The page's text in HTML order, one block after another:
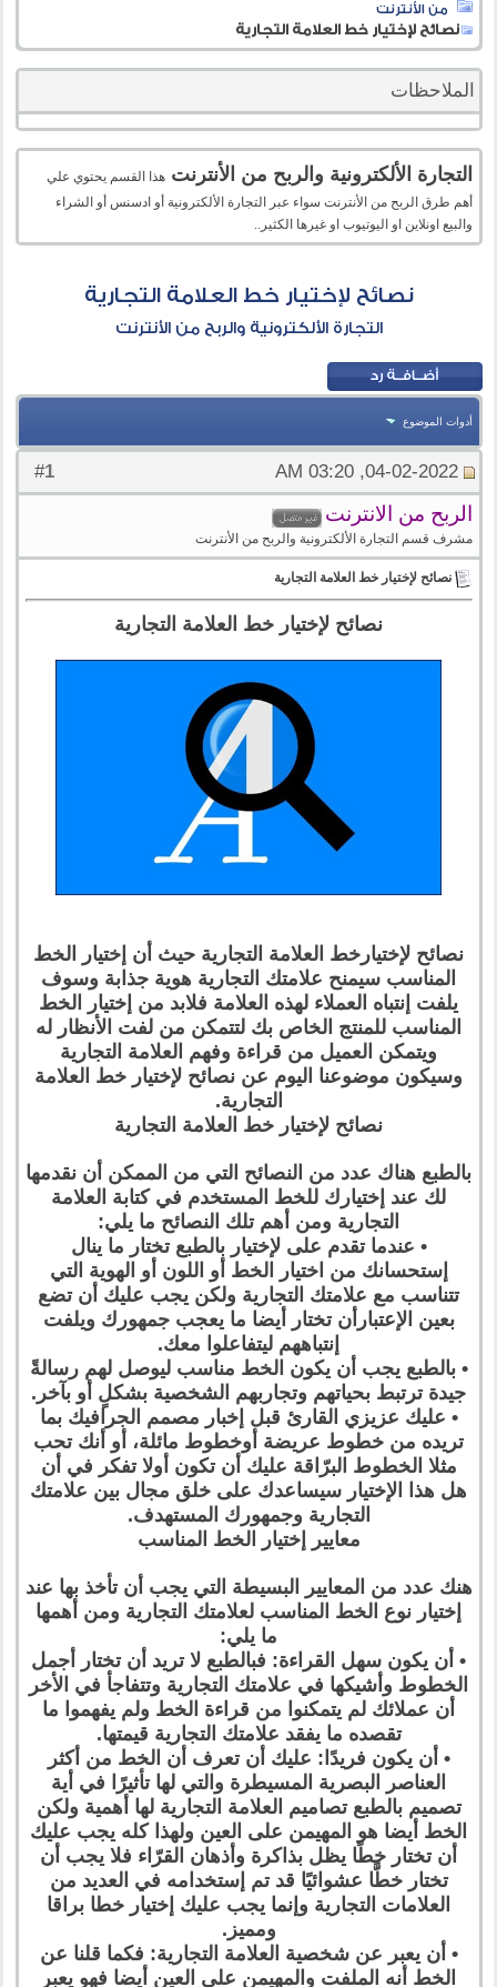
من الأنترنت
نصائح لإختيار خط العلامة التجارية
الملاحظات
التجارة الألكترونية والربح من الأنترنت هذا القسم يحتوي علي
أهم طرق الربح من الأنترنت سواء عبر التجارة الألكترونية أو ادسنس أو الشراء
والبيع اونلاين او اليوتيوب او غيرها الكثير..
نصائح لإختيار خط العلامة التجارية
التجارة الألكترونية والربح من الأنترنت
أدوات الموضوع
#
1 04-02-2022, 03:20 AM
الربح من الانترنت
مشرف قسم التجارة الألكترونية والربح من الأنترنت
نصائح لإختيار خط العلامة التجارية
نصائح لإختيار خط العلامة التجارية
نصائح لإختيارخط العلامة التجارية حيث أن إختيار الخط
المناسب سيمنح علامتك التجارية هوية جذابة وسوف
يلفت إنتباه العملاء لهذه العلامة فلابد من إختيار الخط
المناسب للمنتج الخاص بك لتتمكن من لفت الأنظار له
ويتمكن العميل من قراءة وفهم العلامة التجارية
وسيكون موضوعنا اليوم عن نصائح لإختيار خط العلامة
التجارية.
نصائح لإختيار خط العلامة التجارية
بالطبع هناك عدد من النصائح التي من الممكن أن نقدمها
لك عند إختيارك للخط المستخدم في كتابة العلامة
التجارية ومن أهم تلك النصائح ما يلي:
• عندما تقدم على لإختيار بالطبع تختار ما ينال
إستحسانك من اختيار الخط أو اللون أو الهوية التي
تتناسب مع علامتك التجارية ولكن يجب عليك أن تضع
بعين الإعتبارأن تختار أيضا ما يعجب جمهورك ويلفت
إنتباههم ليتفاعلوا معك.
• بالطبع يجب أن يكون الخط مناسب ليوصل لهم رسالةً
جيدة ترتبط بحياتهم وتجاربهم الشخصية بشكلٍ أو بآخر.
• عليك عزيزي القارئ قبل إخبار مصمم الجرافيك بما
تريده من خطوط عريضة أوخطوط مائلة، أو أنك تحب
مثلا الخطوط البرّاقة عليك أن تكون أولا تفكر في أن
هل هذا الإختيار سيساعدك على خلق مجال بين علامتك
التجارية وجمهورك المستهدف.
معايير إختيار الخط المناسب
هنك عدد من المعايير البسيطة التي يجب أن تأخذ بها عند
إختيار نوع الخط المناسب لعلامتك التجارية ومن أهمها
ما يلي:
• أن يكون سهل القراءة: فبالطبع لا تريد أن تختار أجمل
الخطوط وأشيكها في علامتك التجارية وتتفاجأ في الأخر
أن عملائك لم يتمكنوا من قراءة الخط ولم يفهموا ما
تقصده ما يفقد علامتك التجارية قيمتها.
• أن يكون فريدًا: عليك أن تعرف أن الخط من أكثر
العناصر البصرية المسيطرة والتي لها تأثيرًا في أية
تصميم بالطبع تصاميم العلامة التجارية لها أهمية ولكن
الخط أيضا هو المهيمن على العين ولهذا كله يجب عليك
أن تختار خطًا يظل بذاكرة وأذهان القرّاء فلا يجب أن
تختار خطًّا عشوائيًا قد تم إستخدامه في العديد من
العلامات التجارية وإنما يجب عليك إختيار خطا براقا
ومميز.
• أن يعبر عن شخصية العلامة التجارية: فكما قلنا عن
الخط أنه الملفت والمهيمن على العين أيضا فهو يعبر